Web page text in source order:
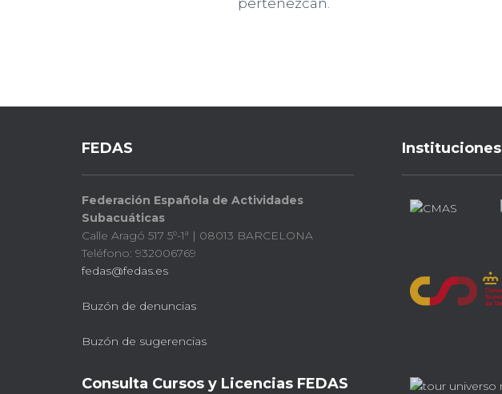
pertenezcan.
FEDAS
Federación Española de Actividades
Subacuáticas
Calle Aragó 517 5º-1ª | 08013 BARCELONA
Teléfono: 932006769
fedas@fedas.es
Buzón de denuncias
Buzón de sugerencias
Consulta Cursos y Licencias FEDAS
Instituciones